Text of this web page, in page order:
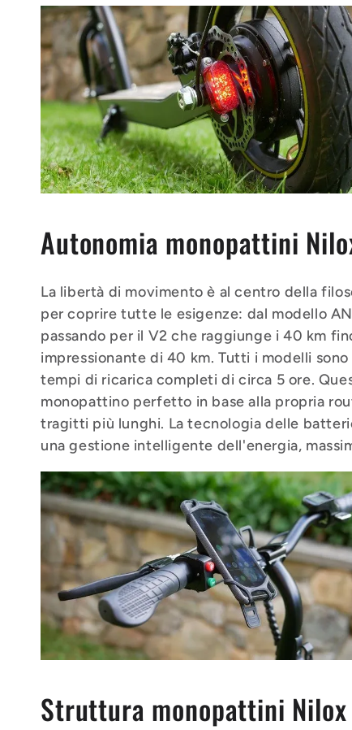
Autonomia monopattini
La libertà di movimento è al centro della
per coprire tutte le esigenze: dal modello
passando per il V2 che raggiunge i 40 km
impressionante di 40 km. Tutti i modelli
tempi di ricarica completi di circa 5 ore.
monopattino perfetto in base alla propria
tragitti più lunghi. La tecnologia delle
una gestione intelligente dell'energia,
Struttura monopattini Nilox